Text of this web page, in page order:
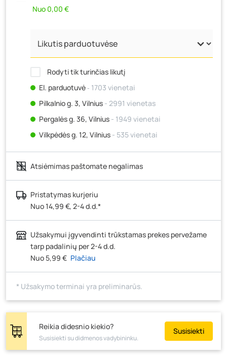
Nuo 0,00 €
Rodyti tik turinčias likutį
El. parduotuvė‐ 1703 vienetai
Pilkalnio g. 3, Vilnius - 2991 vienetas
Pergalės g. 36, Vilnius - 1949 vienetai
Vilkpėdės g. 12, Vilnius - 535 vienetai
Ateities g. 15, Vilnius- 450 vienetų
Kauno r., Narsiečių k., Vytauto g. 183, Kaunas
vienetai
Šilutės pl. 83A, Klaipėda
Pramonės g. 7, Šiauliai
Santaikos g. 26B, Alytus - 701 vienetas
J. Basanavičiaus g. 6, Utena
Novočėbės k. 3, Kėdainiai- 1703 vienetai
Kauno g. 160, Marijampolė- 2408 vienetai
Skuodo g. 41, Mažeikiai- 953 vienetai
Žemaičių g. 2, Raseiniai- 438 vienetai
Pramonės g. 6E, Šilutė- 336 vienetai
Atsiėmimas paštomate negalimas
Pristatymas kurjeriu
Nuo 14,99 €, 2-4 d.d.*
Užsakymui įgyvendinti trūkstamas prekes pervežame
tarp padalinių per 2-4 d.d.
Nuo 5,99 € Plačiau
* Užsakymo terminai yra preliminarūs.
Reikia didesnio kiekio?
Susisiekti su didmenos vadybininku.
Susisiekti